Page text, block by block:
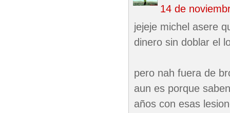
14 de
jejeje michel asere
dinero sin doblar el
pero nah fuera de
aun es porque
años con esas